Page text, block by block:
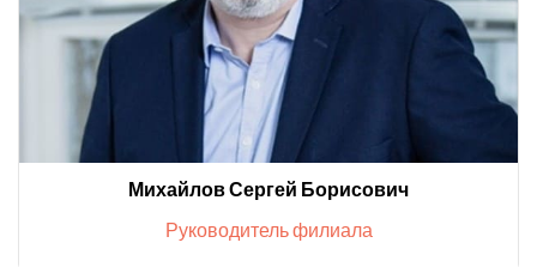
Михайлов Сергей Борисович
Руководитель филиала